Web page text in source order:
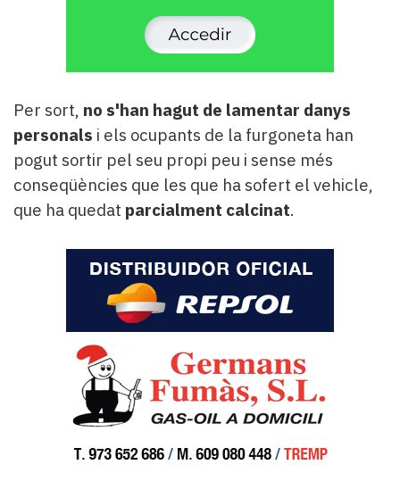
Per sort, no s'han hagut de lamentar danys
personals i els ocupants de la furgoneta han
pogut sortir pel seu propi peu i sense més
conseqüències que les que ha sofert el vehicle,
que ha quedat parcialment calcinat.